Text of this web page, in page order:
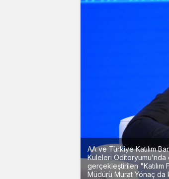
AA ve Türkiye Katılım
Kuleleri Oditoryumu’nda
gerçekleştirilen "Katılım
Müdürü Murat Yönaç da